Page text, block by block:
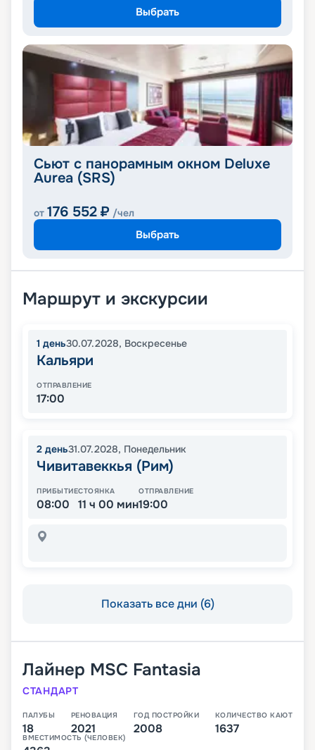
Выбрать
Сьют с панорамным окном Deluxe
Aurea (SRS)
от 176 552 ₽ /чел
Выбрать
Маршрут и экскурсии
1 день30.07.2028, Воскресенье
Кальяри
ОТПРАВЛЕНИЕ
17:00
2 день31.07.2028, Понедельник
Чивитавеккья (Рим)
ПРИБЫТИЕ
08:00
СТОЯНКА
11 ч 00 мин
ОТПРАВЛЕНИЕ
19:00
Показать все дни (6)
Лайнер MSC Fantasia
СТАНДАРТ
ПАЛУБЫ
18
РЕНОВАЦИЯ
2021
ГОД ПОСТРОЙКИ
2008
КОЛИЧЕСТВО КАЮТ
1637
ВМЕСТИМОСТЬ (ЧЕЛОВЕК)